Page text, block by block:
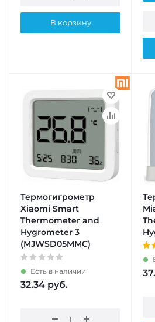
В корзину
Термогигрометр
Xiaomi Smart
Thermometer and
Hygrometer 3
(MJWSD05MMC)
Есть в наличии
32.34 руб.